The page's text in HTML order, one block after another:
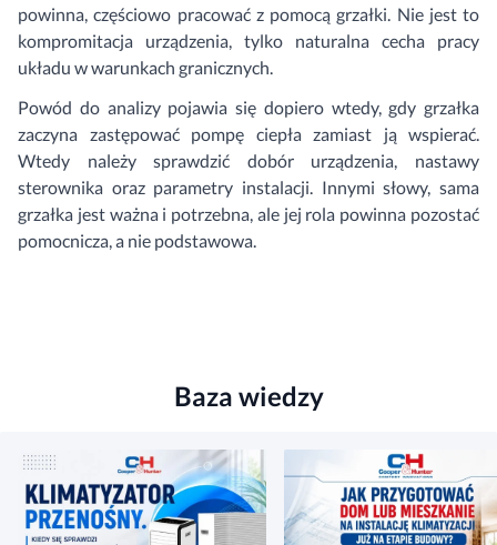
powinna, częściowo pracować z pomocą grzałki. Nie jest to
kompromitacja urządzenia, tylko naturalna cecha pracy
układu w warunkach granicznych.
Powód do analizy pojawia się dopiero wtedy, gdy grzałka
zaczyna zastępować pompę ciepła zamiast ją wspierać.
Wtedy należy sprawdzić dobór urządzenia, nastawy
sterownika oraz parametry instalacji. Innymi słowy, sama
grzałka jest ważna i potrzebna, ale jej rola powinna pozostać
pomocnicza, a nie podstawowa.
Baza wiedzy